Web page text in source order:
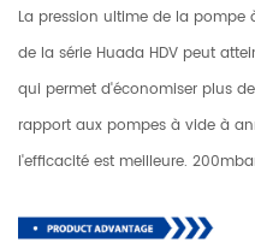
La pression ultime de la
de la série Huada HDV peut
qui permet d'économiser plus
rapport aux pompes à vide à
l'efficacité est meilleure.